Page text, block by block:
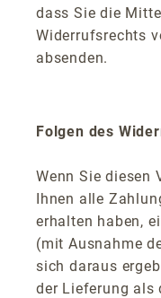
dass Sie die
Widerrufsrechts
absenden.
Folgen des
Wenn Sie diesen
Ihnen alle
erhalten haben,
(mit Ausnahme
sich daraus
der Lieferung als